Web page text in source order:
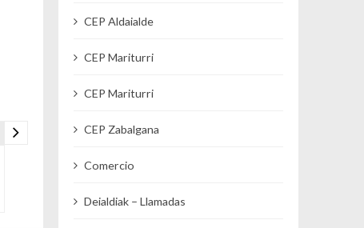
CEP Aldaialde
CEP Mariturri
CEP Mariturri
CEP Zabalgana
Comercio
Deialdiak – Llamadas